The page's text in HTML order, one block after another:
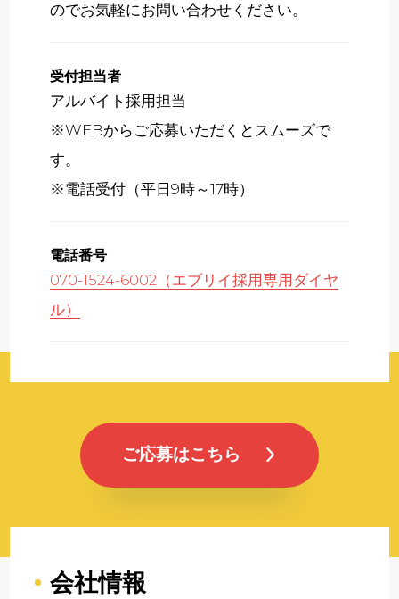
のでお気軽にお問い合わせください。
受付担当者
アルバイト採用担当
※WEBからご応募いただくとスムーズで
す。
※電話受付（平日9時～17時）
電話番号
070-1524-6002（エブリイ採用専用ダイヤ
ル）
ご応募はこちら
会社情報